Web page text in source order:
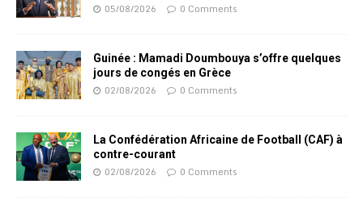
05/08/2026 0 Comments
Guinée : Mamadi Doumbouya s’offre quelques
jours de congés en Grèce
02/08/2026 0 Comments
La Confédération Africaine de Football (CAF) à
contre-courant
02/08/2026 0 Comments